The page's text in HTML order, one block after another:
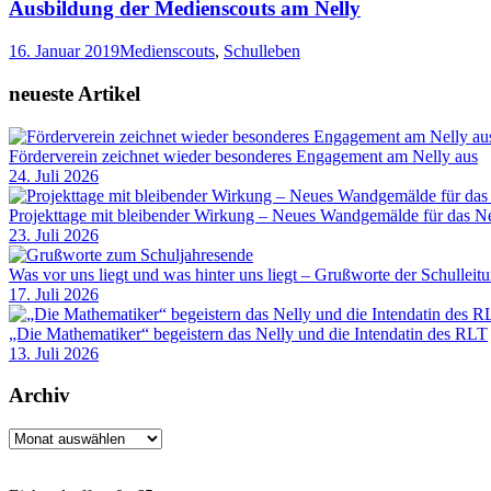
Ausbildung der Medienscouts am Nelly
16. Januar 2019Medienscouts, Schulleben
neueste Artikel
Förderverein zeichnet wieder besonderes Engagement am Nelly aus
24. Juli 2026
Projekttage mit bleibender Wirkung – Neues Wandgemälde für das
23. Juli 2026
Was vor uns liegt und was hinter uns liegt – Grußworte der
17. Juli 2026
„Die Mathematiker“ begeistern das Nelly und die Intendatin des RLT
13. Juli 2026
Archiv
Archiv